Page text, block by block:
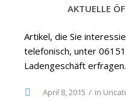
AKTUELLE
Artikel, die Sie
telefonisch, unter
Ladengeschäft erfragen.
April 8, 2015 in